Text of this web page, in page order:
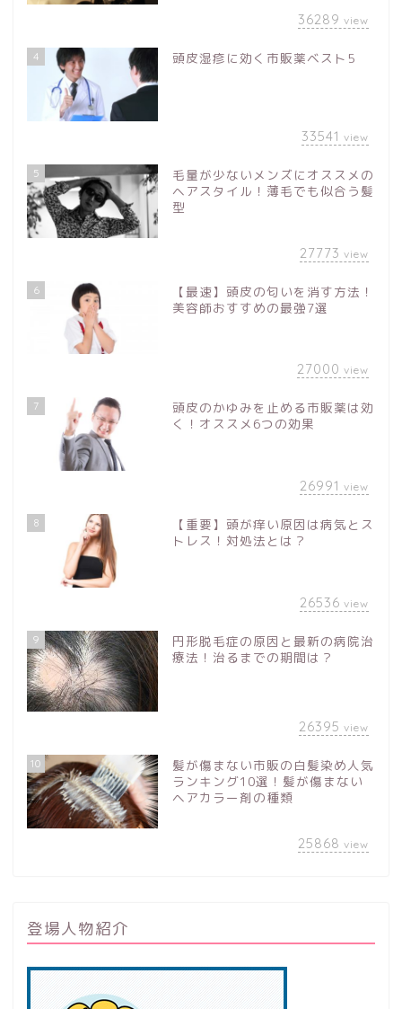
36289 view
4 頭皮湿疹に効く市販薬ベスト5
33541 view
5
毛量が少ないメンズにオススメの
ヘアスタイル！薄毛でも似合う髪
型
27773 view
6
【最速】頭皮の匂いを消す方法！
美容師おすすめの最強7選
27000 view
7
頭皮のかゆみを止める市販薬は効
く！オススメ6つの効果
26991 view
8
【重要】頭が痒い原因は病気とス
トレス！対処法とは？
26536 view
9
円形脱毛症の原因と最新の病院治
療法！治るまでの期間は？
26395 view
10
髪が傷まない市販の白髪染め人気
ランキング10選！髪が傷まない
ヘアカラー剤の種類
25868 view
登場人物紹介